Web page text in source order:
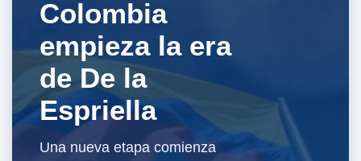
Colombia
empieza la era
de De la
Espriella
Una nueva etapa comienza